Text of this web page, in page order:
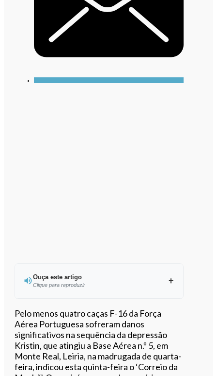
Ouça este artigo
Clique para reproduzir
Ouvir este artigo
Pelo menos quatro caças F-16 da Força
Aérea Portuguesa sofreram danos
significativos na sequência da depressão
Kristin, que atingiu a Base Aérea n.º 5, em
Monte Real, Leiria, na madrugada de quarta-
feira, indicou esta quinta-feira o ‘Correio da